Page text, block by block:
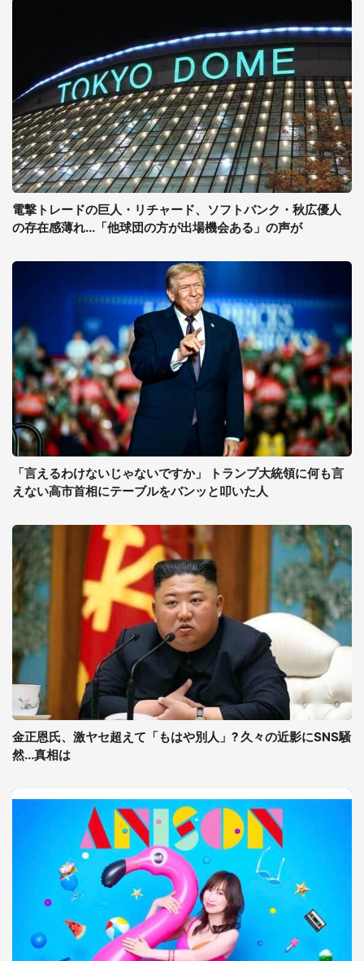
電撃トレードの巨人・リチャード、ソフトバンク・秋広優人
の存在感薄れ...「他球団の方が出場機会ある」の声が
「言えるわけないじゃないですか」 トランプ大統領に何も言
えない高市首相にテーブルをバンッと叩いた人
金正恩氏、激ヤセ超えて「もはや別人」? 久々の近影にSNS騒
然...真相は